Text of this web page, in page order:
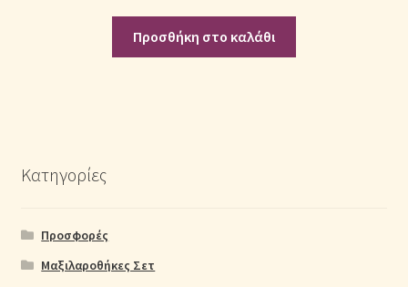
Προσθήκη στο καλάθι
Κατηγορίες
Προσφορές
Μαξιλαροθήκες Σετ